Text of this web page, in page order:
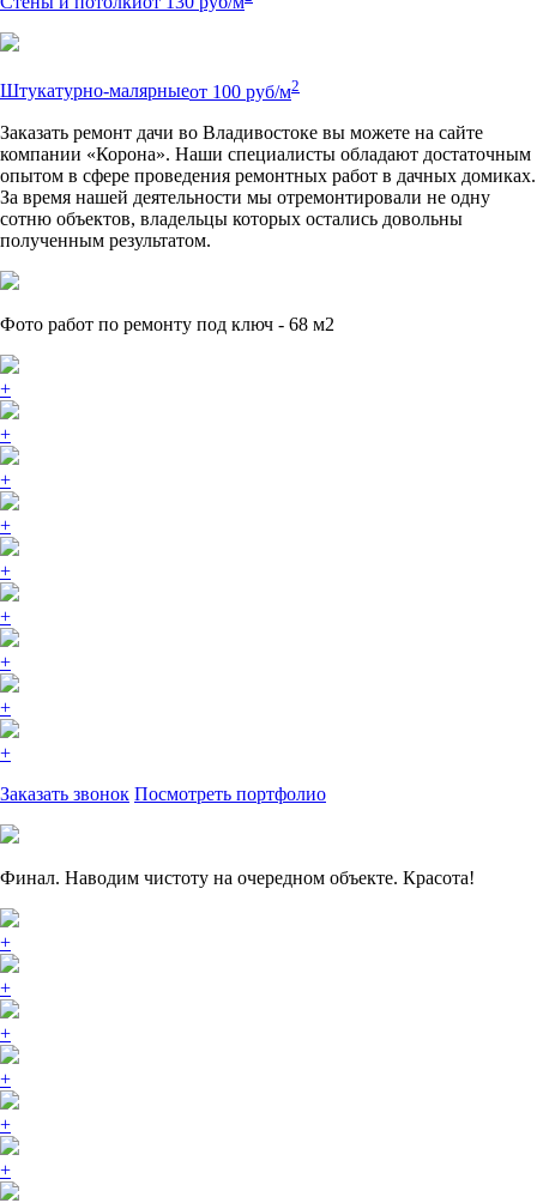
Штукатурно-малярныеот 100 руб/м2
Заказать ремонт дачи во Владивостоке вы можете на сайте
компании «Корона». Наши специалисты обладают достаточным
опытом в сфере проведения ремонтных работ в дачных домиках.
За время нашей деятельности мы отремонтировали не одну
сотню объектов, владельцы которых остались довольны
полученным результатом.
Фото работ по ремонту под ключ - 68 м2
+
+
+
+
+
+
+
+
+
Заказать звонок Посмотреть портфолио
Финал. Наводим чистоту на очередном объекте. Красота!
+
+
+
+
+
+